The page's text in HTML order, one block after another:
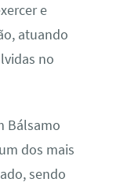
e
atuando
no
Bálsamo
dos mais
sendo